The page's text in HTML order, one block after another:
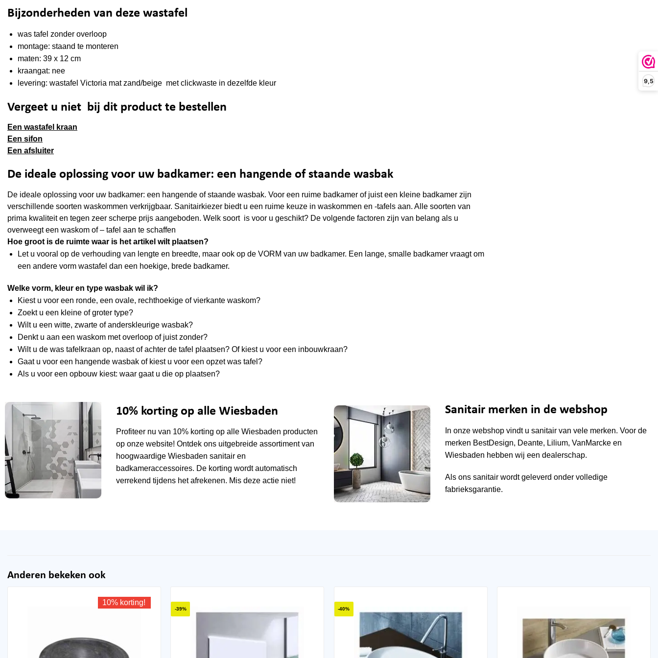
9,5
Bijzonderheden van deze wastafel
was tafel zonder overloop
montage: staand te monteren
maten: 39 x 12 cm
kraangat: nee
levering: wastafel Victoria mat zand/beige met clickwaste in dezelfde kleur
Vergeet u niet bij dit product te bestellen
Een wastafel kraan
Een sifon
Een afsluiter
De ideale oplossing voor uw badkamer: een hangende of staande wasbak
De ideale oplossing voor uw badkamer: een hangende of staande wasbak. Voor een ruime badkamer of juist een kleine badkamer zijn
verschillende soorten waskommen verkrijgbaar. Sanitairkiezer biedt u een ruime keuze in waskommen en -tafels aan. Alle soorten van
prima kwaliteit en tegen zeer scherpe prijs aangeboden. Welk soort is voor u geschikt? De volgende factoren zijn van belang als u
overweegt een waskom of – tafel aan te schaffen
Hoe groot is de ruimte waar is het artikel wilt plaatsen?
Let u vooral op de verhouding van lengte en breedte, maar ook op de VORM van uw badkamer. Een lange, smalle badkamer vraagt om
een andere vorm wastafel dan een hoekige, brede badkamer.
Welke vorm, kleur en type wasbak wil ik?
Kiest u voor een ronde, een ovale, rechthoekige of vierkante waskom?
Zoekt u een kleine of groter type?
Wilt u een witte, zwarte of anderskleurige wasbak?
Denkt u aan een waskom met overloop of juist zonder?
Wilt u de was tafelkraan op, naast of achter de tafel plaatsen? Of kiest u voor een inbouwkraan?
Gaat u voor een hangende wasbak of kiest u voor een opzet was tafel?
Als u voor een opbouw kiest: waar gaat u die op plaatsen?
10% korting op alle Wiesbaden
Profiteer nu van 10% korting op alleWiesbaden producten
op onze website! Ontdek ons uitgebreide assortiment van
hoogwaardige Wiesbaden sanitair en
badkameraccessoires. De korting wordt automatisch
verrekend tijdens het afrekenen. Mis deze actie niet!
Sanitair merken in de webshop
In onze webshop vindt u sanitair van vele merken. Voor de
merken BestDesign, Deante, Lilium,VanMarcke en
Wiesbaden hebben wij een dealerschap.
Als ons sanitair wordt geleverd onder volledige
fabrieksgarantie.
Anderen bekeken ook
10% korting!
-39% -40%